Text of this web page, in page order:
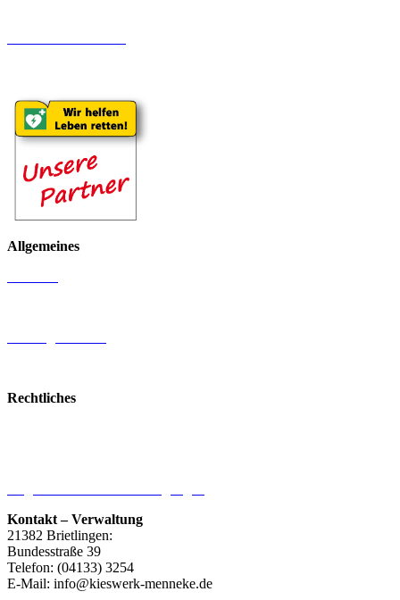
Allgemeines
Rechtliches
Kontakt – Verwaltung
21382 Brietlingen:
Bundesstraße 39
Telefon: (04133) 3254
E-Mail: info@kieswerk-menneke.de